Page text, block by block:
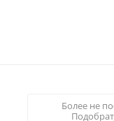
Более не